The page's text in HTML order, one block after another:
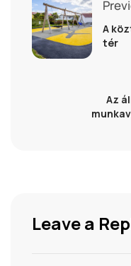
A
tér
Az
Leave a